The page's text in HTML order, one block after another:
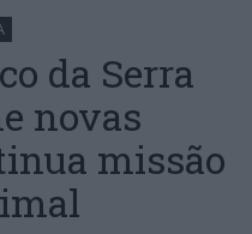
da Serra
novas
missão